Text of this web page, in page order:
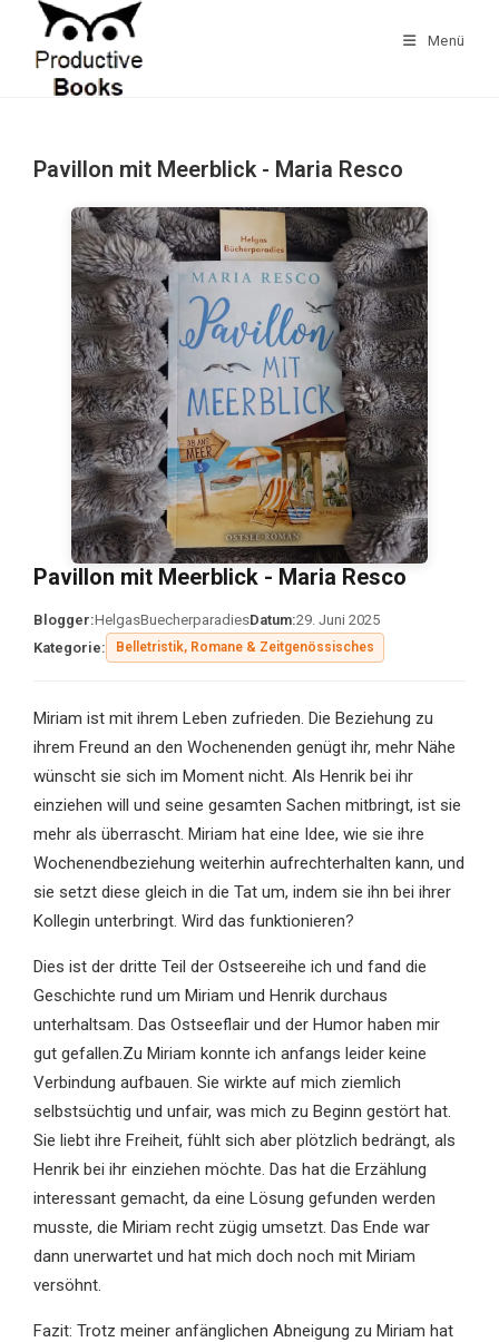
springen
Menü
Pavillon mit Meerblick - Maria Resco
Pavillon mit Meerblick - Maria Resco
Blogger:HelgasBuecherparadiesDatum:29. Juni 2025
Kategorie:
Belletristik, Romane & Zeitgenössisches
Miriam ist mit ihrem Leben zufrieden. Die Beziehung zu
ihrem Freund an den Wochenenden genügt ihr, mehr Nähe
wünscht sie sich im Moment nicht. Als Henrik bei ihr
einziehen will und seine gesamten Sachen mitbringt, ist sie
mehr als überrascht. Miriam hat eine Idee, wie sie ihre
Wochenendbeziehung weiterhin aufrechterhalten kann, und
sie setzt diese gleich in die Tat um, indem sie ihn bei ihrer
Kollegin unterbringt. Wird das funktionieren?
Dies ist der dritte Teil der Ostseereihe ich und fand die
Geschichte rund um Miriam und Henrik durchaus
unterhaltsam. Das Ostseeflair und der Humor haben mir
gut gefallen.Zu Miriam konnte ich anfangs leider keine
Verbindung aufbauen. Sie wirkte auf mich ziemlich
selbstsüchtig und unfair, was mich zu Beginn gestört hat.
Sie liebt ihre Freiheit, fühlt sich aber plötzlich bedrängt, als
Henrik bei ihr einziehen möchte. Das hat die Erzählung
interessant gemacht, da eine Lösung gefunden werden
musste, die Miriam recht zügig umsetzt. Das Ende war
dann unerwartet und hat mich doch noch mit Miriam
versöhnt.
Fazit: Trotz meiner anfänglichen Abneigung zu Miriam hat